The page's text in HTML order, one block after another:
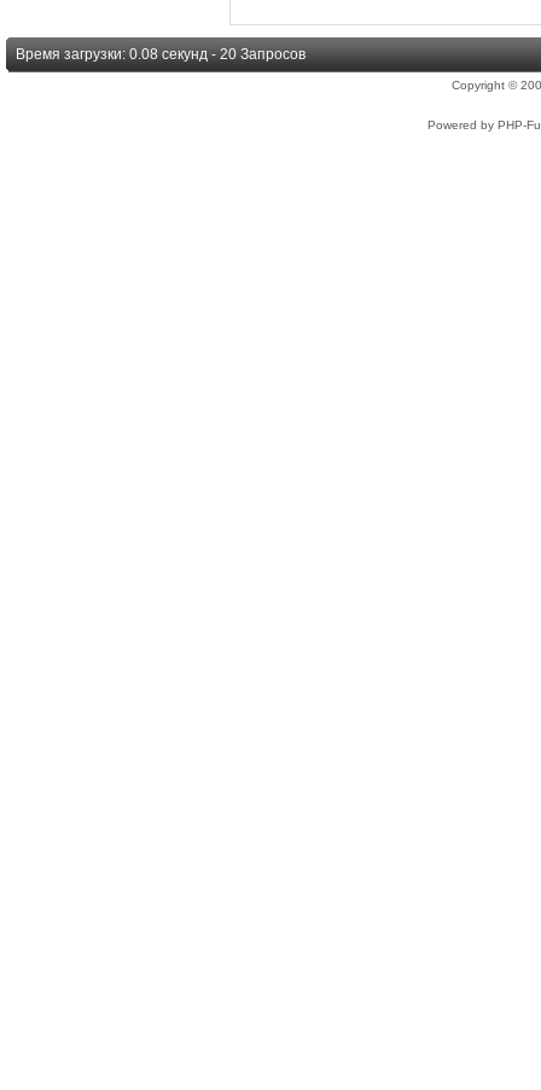
Время загрузки: 0.08 секунд - 20 Запросов
Copyright ©
Powered by PHP-